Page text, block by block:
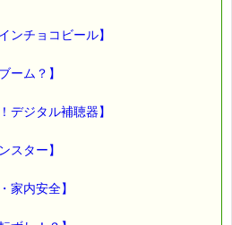
ンチョコビール】
ーム？】
デジタル補聴器】
スター】
家内安全】